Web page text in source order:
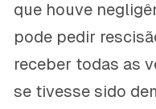
que houve
pode pedir
receber todas as
se tivesse sido